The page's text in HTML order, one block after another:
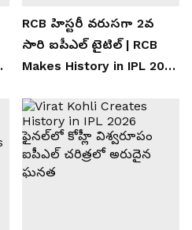
RCB హిస్టరీ వరుసగా 2వ
సారి ఐపీఎల్ టైటిల్ | RCB
Makes History in IPL 2026